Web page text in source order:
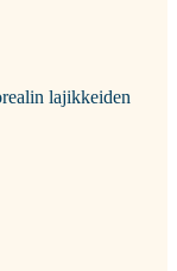
lajikkeiden